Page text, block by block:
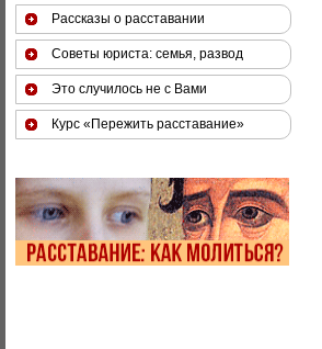
Рассказы о расставании
Советы юриста: семья, развод
Это случилось не с Вами
Курс «Пережить расставание»